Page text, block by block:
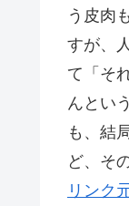
う皮肉
すが、
て「そ
んとい
も、結
ど、そ
リンク